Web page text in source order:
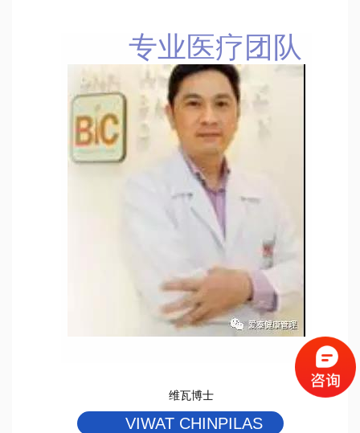
专业医疗团队
维瓦博士
VIWAT CHINPILAS